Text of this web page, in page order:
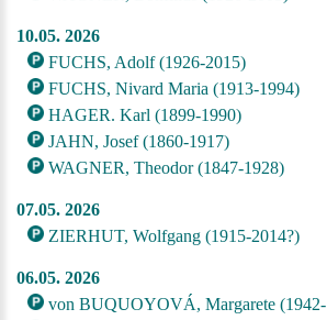
10.05. 2026
FUCHS, Adolf (1926-2015)
FUCHS, Nivard Maria (1913-1994)
HAGER. Karl (1899-1990)
JAHN, Josef (1860-1917)
WAGNER, Theodor (1847-1928)
07.05. 2026
ZIERHUT, Wolfgang (1915-2014?)
06.05. 2026
von BUQUOYOVÁ, Margarete (1942-